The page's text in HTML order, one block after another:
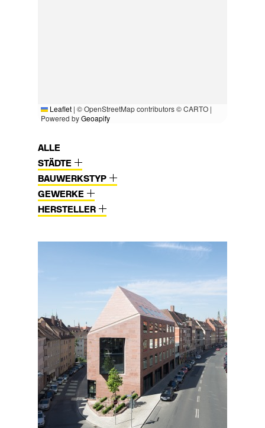
Leaflet | © OpenStreetMap contributors © CARTO |
Powered byGeoapify
ALLE
STÄDTE
BAUWERKSTYP
GEWERKE
HERSTELLER